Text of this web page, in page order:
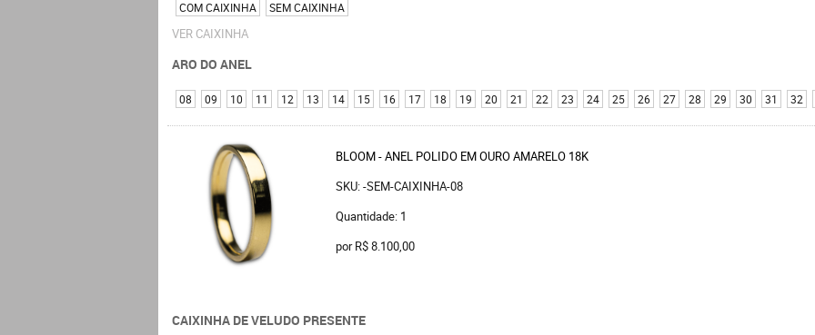
COM CAIXINHA SEM CAIXINHA
VER CAIXINHA
ARO DO ANEL
08 09 10 11 12 13 14 15 16 17 18 19 20 21 22 23 24 25 26 27 28 29 30 31 32
BLOOM - ANEL POLIDO EM OURO AMARELO 18K
SKU: -SEM-CAIXINHA-08
Quantidade: 1
porR$ 8.100,00
CAIXINHA DE VELUDO PRESENTE